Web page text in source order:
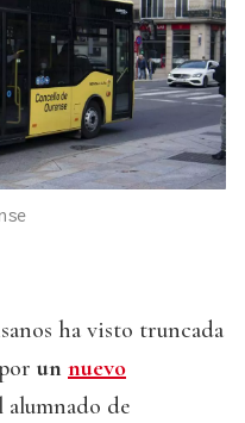
ha visto truncada
un nuevo
alumnado de